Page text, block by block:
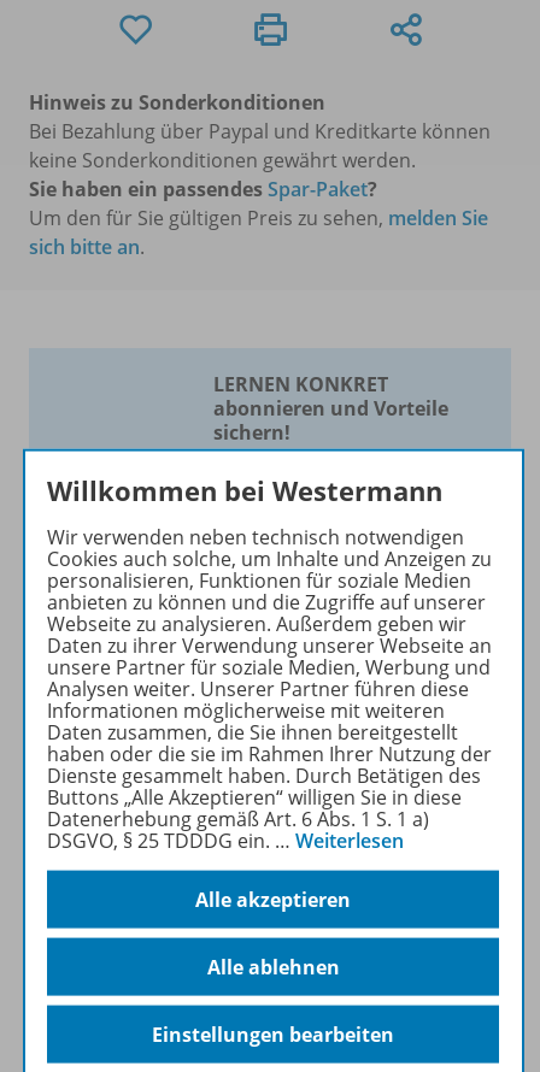
Hinweis zu Sonderkonditionen
Bei Bezahlung über Paypal und Kreditkarte können
keine Sonderkonditionen gewährt werden.
Sie haben ein passendesSpar-Paket?
Um den für Sie gültigen Preis zu sehen, melden Sie
sich bitte an.
LERNEN KONKRET
abonnieren und Vorteile
sichern!
Bildung im
Förderschwerpunkt geistige
Entwicklung
Die Zeitschrift erscheint als
Print- und als digitale Version.
Beiträge und Materialien
können im Online-Archiv von
LERNEN KONKRET kostenlos
recherchiert und
heruntergeladen werden (nur
für Privatpersonen).
Jetzt kostengünstig
Probelesen oder gleich zum
Vorteilspreis abonnieren!
Zu den Angeboten
Willkommen bei Westermann
Wir verwenden neben technisch notwendigen
Cookies auch solche, um Inhalte und Anzeigen zu
personalisieren, Funktionen für soziale Medien
anbieten zu können und die Zugriffe auf unserer
Webseite zu analysieren. Außerdem geben wir
Daten zu ihrer Verwendung unserer Webseite an
unsere Partner für soziale Medien, Werbung und
Analysen weiter. Unserer Partner führen diese
Informationen möglicherweise mit weiteren
Daten zusammen, die Sie ihnen bereitgestellt
haben oder die sie im Rahmen Ihrer Nutzung der
Dienste gesammelt haben. Durch Betätigen des
Buttons „Alle Akzeptieren“ willigen Sie in diese
Datenerhebung gemäß Art. 6 Abs. 1 S. 1 a)
DSGVO, § 25 TDDDG ein. … Weiterlesen
Alle akzeptieren
Alle ablehnen
Einstellungen bearbeiten